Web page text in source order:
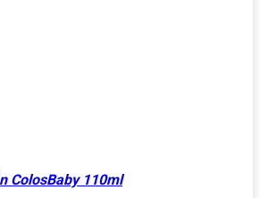
ColosBaby 110ml